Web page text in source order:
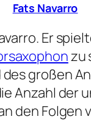
Fats Navarro
Er
zu
großen
Anzahl
den